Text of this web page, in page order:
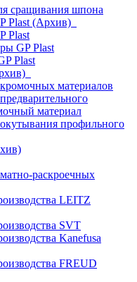
сращивания шпона
Plast (Архив)
Plast
GP Plast
Plast
материалов
материал
профильного
раскроечных
LEITZ
SVT
Kanefusa
FREUD